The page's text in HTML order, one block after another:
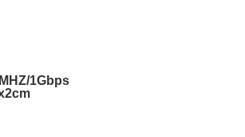
1Gbps